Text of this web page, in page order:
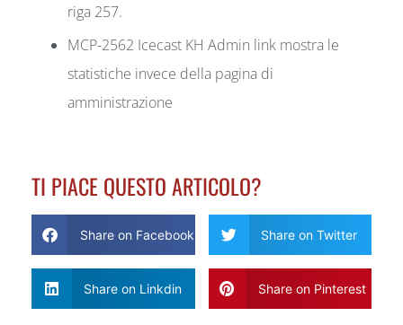
riga 257.
MCP-2562 Icecast KH Admin link mostra le
statistiche invece della pagina di
amministrazione
TI PIACE QUESTO ARTICOLO?
Share on Facebook Share on Twitter
Share on Linkdin Share on Pinterest